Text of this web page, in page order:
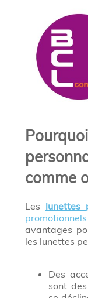
comme
Les lunettes
promotionnels
avantages
les lunettes
Des
sont